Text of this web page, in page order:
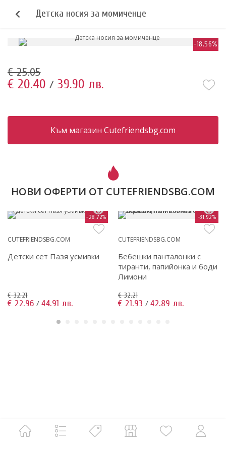
-18.56%
Детска носия за момиченце
€ 25.05
€ 20.40 / 39.90 лв.
Към магазин Cutefriendsbg.com
НОВИ ОФЕРТИ ОТ CUTEFRIENDSBG.COM
-28.72%
CUTEFRIENDSBG.COM
Детски сет Пазя усмивки
€ 32.21
€ 22.96 / 44.91 лв.
-31.92%
CUTEFRIENDSBG.COM
Бебешки панталонки с
тиранти, папийонка и боди
Лимони
€ 32.21
€ 21.93 / 42.89 лв.